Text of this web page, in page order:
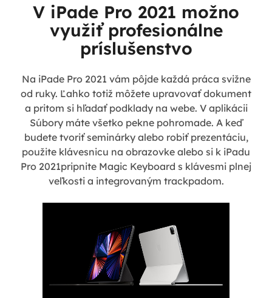
V iPade Pro 2021 možno
využiť profesionálne
príslušenstvo
Na iPade Pro 2021 vám pôjde každá práca svižne
od ruky. Ľahko totiž môžete upravovať dokument
a pritom si hľadať podklady na webe. V aplikácii
Súbory máte všetko pekne pohromade. A keď
budete tvoriť seminárky alebo robiť prezentáciu,
použite klávesnicu na obrazovke alebo si k iPadu
Pro 2021pripnite Magic Keyboard s klávesmi plnej
veľkosti a integrovaným trackpadom.